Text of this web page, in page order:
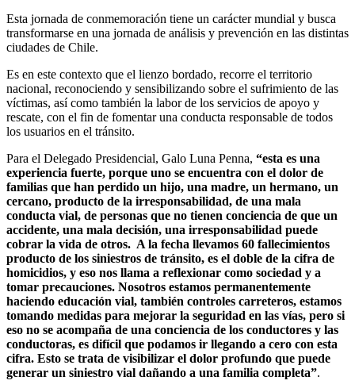
Esta jornada de conmemoración tiene un carácter mundial y busca
transformarse en una jornada de análisis y prevención en las distintas
ciudades de Chile.
Es en este contexto que el lienzo bordado, recorre el territorio
nacional, reconociendo y sensibilizando sobre el sufrimiento de las
víctimas, así como también la labor de los servicios de apoyo y
rescate, con el fin de fomentar una conducta responsable de todos
los usuarios en el tránsito.
Para el Delegado Presidencial, Galo Luna Penna, “esta es una
experiencia fuerte, porque uno se encuentra con el dolor de
familias que han perdido un hijo, una madre, un hermano, un
cercano, producto de la irresponsabilidad, de una mala
conducta vial, de personas que no tienen conciencia de que un
accidente, una mala decisión, una irresponsabilidad puede
cobrar la vida de otros. A la fecha llevamos 60 fallecimientos
producto de los siniestros de tránsito, es el doble de la cifra de
homicidios, y eso nos llama a reflexionar como sociedad y a
tomar precauciones. Nosotros estamos permanentemente
haciendo educación vial, también controles carreteros, estamos
tomando medidas para mejorar la seguridad en las vías, pero si
eso no se acompaña de una conciencia de los conductores y las
conductoras, es difícil que podamos ir llegando a cero con esta
cifra. Esto se trata de visibilizar el dolor profundo que puede
generar un siniestro vial dañando a una familia completa”.